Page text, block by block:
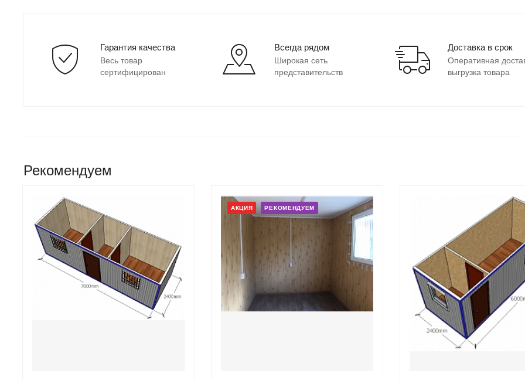
Гарантия качества
Весь товар
сертифицирован
Всегда рядом
Широкая сеть
представительств
Доставка в срок
Оперативная
выгрузка товара
Рекомендуем
АКЦИЯ РЕКОМЕНДУЕМ